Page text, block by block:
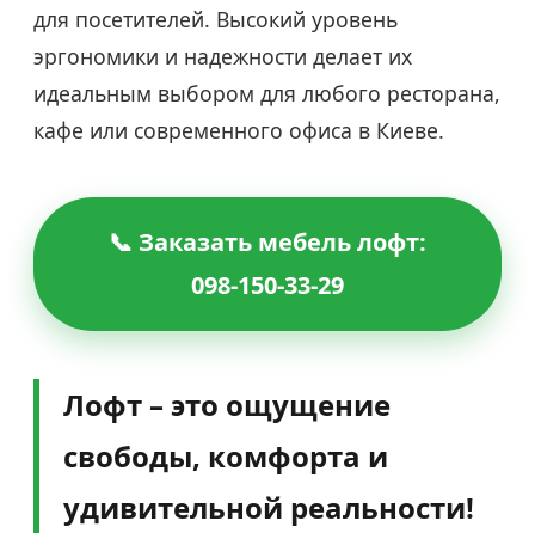
для посетителей. Высокий уровень
эргономики и надежности делает их
идеальным выбором для любого ресторана,
кафе или современного офиса в Киеве.
📞 Заказать мебель лофт:
098-150-33-29
Лофт – это ощущение
свободы, комфорта и
удивительной реальности!